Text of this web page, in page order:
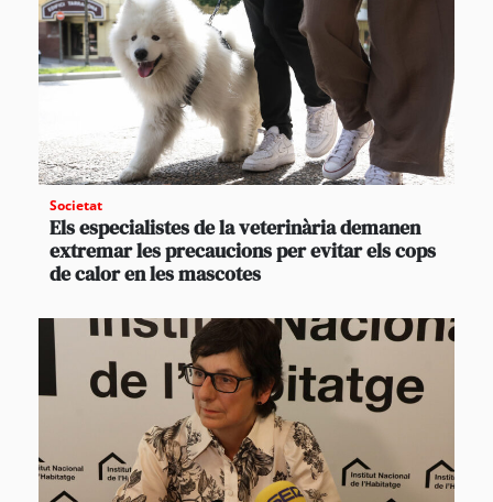
Societat
Els especialistes de la veterinària demanen
extremar les precaucions per evitar els cops
de calor en les mascotes